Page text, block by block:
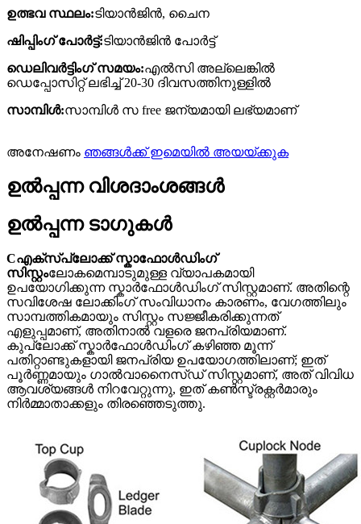
ഉത്ഭവ സ്ഥലം:ടിയാൻജിൻ, ചൈന
ഷിപ്പിംഗ് പോർട്ട്:ടിയാൻജിൻ പോർട്ട്
ഡെലിവർട്ടിംഗ് സമയം:എൽസി അല്ലെങ്കിൽ
ഡെപ്പോസിറ്റ് ലഭിച്ച് 20-30 ദിവസത്തിനുള്ളിൽ
സാമ്പിൾ:സാമ്പിൾ സ free ജന്യമായി ലഭ്യമാണ്
അനേഷണം ഞങ്ങൾക്ക് ഇമെയിൽ അയയ്ക്കുക
ഉൽപ്പന്ന വിശദാംശങ്ങൾ
ഉൽപ്പന്ന ടാഗുകൾ
Cഎക്സ്പ്ലോക്ക് സ്കാഫോൾഡിംഗ്
സിസ്റ്റംലോകമെമ്പാടുമുള്ള വ്യാപകമായി
ഉപയോഗിക്കുന്ന സ്കാർഫോൾഡിംഗ് സിസ്റ്റമാണ്. അതിന്റെ
സവിശേഷ ലോക്കിംഗ് സംവിധാനം കാരണം, വേഗത്തിലും
സാമ്പത്തികമായും സിസ്റ്റം സജ്ജീകരിക്കുന്നത്
എളുപ്പമാണ്, അതിനാൽ വളരെ ജനപ്രിയമാണ്.
കുപ്ലോക്ക് സ്കാർഫോൾഡിംഗ് കഴിഞ്ഞ മൂന്ന്
പതിറ്റാണ്ടുകളായി ജനപ്രിയ ഉപയോഗത്തിലാണ്; ഇത്
പൂർണ്ണമായും ഗാൽവാനൈസ്ഡ് സിസ്റ്റമാണ്, അത് വിവിധ
ആവശ്യങ്ങൾ നിറവേറ്റുന്നു, ഇത് കൺസ്ട്രക്റ്റർമാരും
നിർമ്മാതാക്കളും തിരഞ്ഞെടുത്തു.